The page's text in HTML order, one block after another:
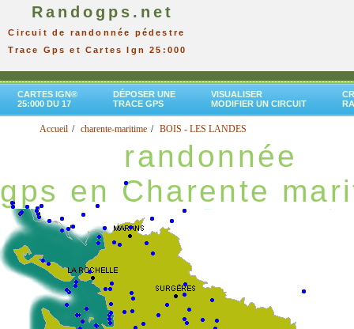
Randogps.net
Circuit de randonnée pédestre
Trace Gps et Cartes Ign 25:000
CARTES IGN®
25:000 DU 17
DÉPOSER UNE
TRACE GPS
VISUALISER
MODIFIER UN CIRCUIT
Accueil charente-maritime BOIS - LES LANDES
randonnée
gps en Charente